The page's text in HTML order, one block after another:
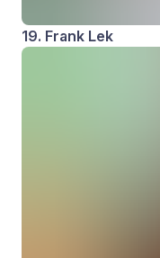
19. Frank Lek